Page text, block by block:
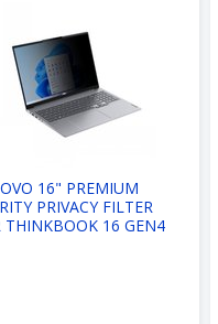
16" PREMIUM
PRIVACY FILTER
THINKBOOK 16 GEN4